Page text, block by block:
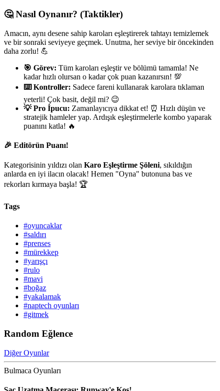
🤔 Nasıl Oynanır? (Taktikler)
Amacın, aynı desene sahip karoları eşleştirerek tahtayı temizlemek
ve bir sonraki seviyeye geçmek. Unutma, her seviye bir öncekinden
daha zorlu! 💪
🎯 Görev: Tüm karoları eşleştir ve bölümü tamamla! Ne
kadar hızlı olursan o kadar çok puan kazanırsın! 💯
⌨️ Kontroller: Sadece fareni kullanarak karolara tıklaman
yeterli! Çok basit, değil mi? 😉
💡 Pro İpucu: Zamanlayıcıya dikkat et! ⏰ Hızlı düşün ve
stratejik hamleler yap. Ardışık eşleştirmelerle kombo yaparak
puanını katla! 🔥
🎉 Editörün Puanı!
Kategorisinin yıldızı olan Karo Eşleştirme Şöleni, sıkıldığın
anlarda en iyi ilacın olacak! Hemen "Oyna" butonuna bas ve
rekorları kırmaya başla! 🏆
Tags
#oyuncaklar
#saldırı
#prenses
#mürekkep
#yarışçı
#rulo
#mavi
#boğaz
#yakalamak
#naptech oyunları
#gitmek
Random Eğlence
Diğer Oyunlar
Bulmaca Oyunları